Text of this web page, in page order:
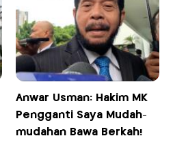
Anwar Usman: Hakim MK
Pengganti Saya Mudah-
mudahan Bawa Berkah!